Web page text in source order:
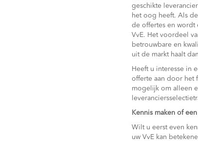
geschikte
het oog heeft. Als
de offertes en wordt
VvE. Het voordeel
betrouwbare en
uit de markt haalt
Heeft u interesse in
offerte aan door het
mogelijk om alleen
Kennis maken of
Wilt u eerst even
uw VvE kan